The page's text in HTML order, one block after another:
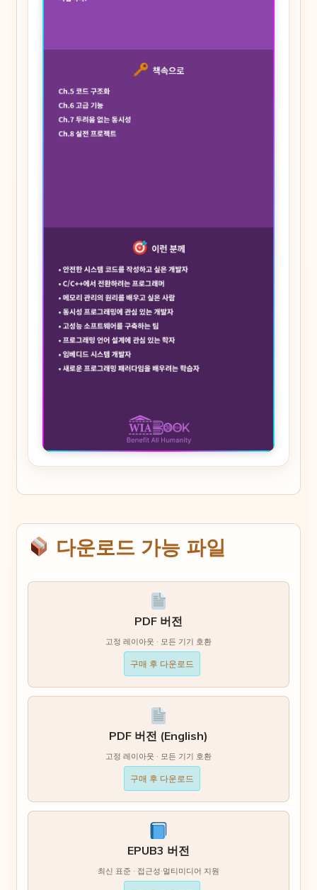
다운로드 가능 파일
PDF 버전
고정 레이아웃 · 모든 기기 호환
구매 후 다운로드
PDF 버전 (English)
고정 레이아웃 · 모든 기기 호환
구매 후 다운로드
EPUB3 버전
최신 표준 · 접근성·멀티미디어 지원